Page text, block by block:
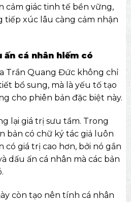
cảm giác tinh tế bền vững,
tiếp xúc lâu càng cảm nhận
ấn cá nhân hiếm có
Trần Quang Đức không chỉ
bổ sung, mà là yếu tố tạo
cho phiên bản đặc biệt này.
lại giá trị sưu tầm. Trong
bản có chữ ký tác giả luôn
có giá trị cao hơn, bởi nó gắn
dấu ấn cá nhân mà các bản
còn tạo nên tính cá nhân